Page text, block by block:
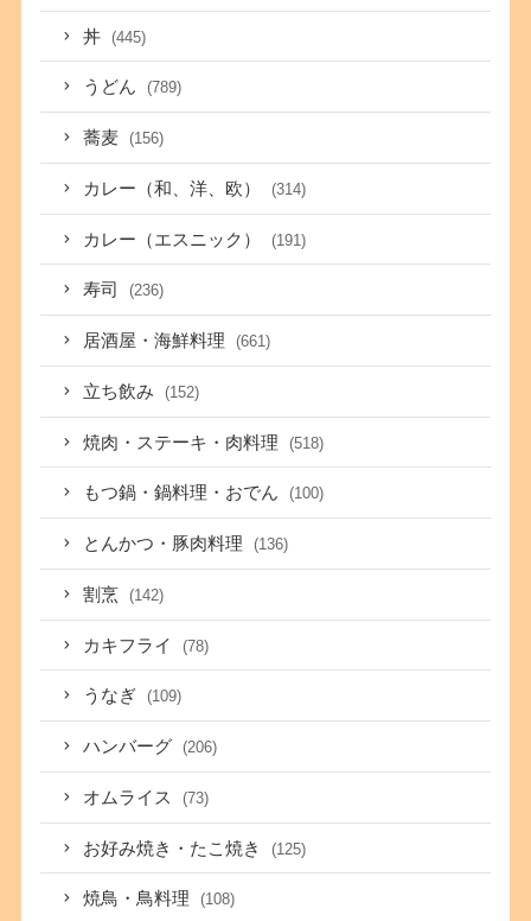
丼 (445)
うどん (789)
蕎麦 (156)
カレー（和、洋、欧） (314)
カレー（エスニック） (191)
寿司 (236)
居酒屋・海鮮料理 (661)
立ち飲み (152)
焼肉・ステーキ・肉料理 (518)
もつ鍋・鍋料理・おでん (100)
とんかつ・豚肉料理 (136)
割烹 (142)
カキフライ (78)
うなぎ (109)
ハンバーグ (206)
オムライス (73)
お好み焼き・たこ焼き (125)
焼鳥・鳥料理 (108)